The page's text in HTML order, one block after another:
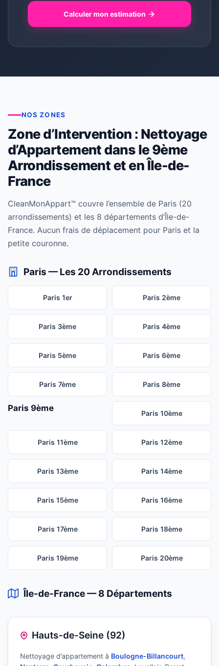
Calculer mon estimation
NOS ZONES
Zone d’Intervention : Nettoyage
d’Appartement dans le 9ème
Arrondissement et en Île-de-
France
CleanMonAppart™ couvre l’ensemble de Paris (20
arrondissements) et les 8 départements d’Île-de-
France. Aucun frais de déplacement pour Paris et la
petite couronne.
Paris — Les 20 Arrondissements
Paris 1er Paris 2ème
Paris 3ème Paris 4ème
Paris 5ème Paris 6ème
Paris 7ème Paris 8ème
Paris 9ème
Paris 10ème
Paris 11ème Paris 12ème
Paris 13ème Paris 14ème
Paris 15ème Paris 16ème
Paris 17ème Paris 18ème
Paris 19ème Paris 20ème
Île-de-France — 8 Départements
Hauts-de-Seine (92)
Nettoyage d’appartement à Boulogne-Billancourt,